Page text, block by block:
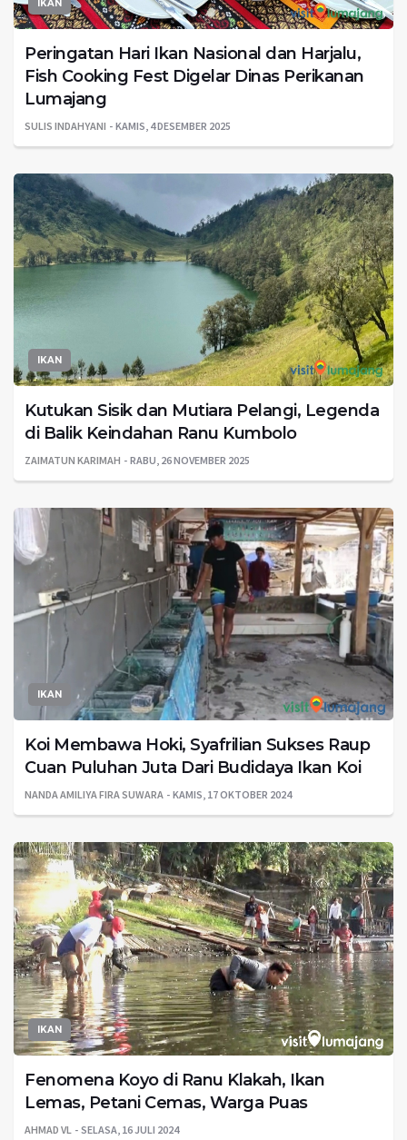
IKAN
Peringatan Hari Ikan Nasional dan Harjalu,
Fish Cooking Fest Digelar Dinas Perikanan
Lumajang
SULIS INDAHYANI KAMIS, 4 DESEMBER 2025
IKAN
Kutukan Sisik dan Mutiara Pelangi, Legenda
di Balik Keindahan Ranu Kumbolo
ZAIMATUN KARIMAH RABU, 26 NOVEMBER 2025
IKAN
Koi Membawa Hoki, Syafrilian Sukses Raup
Cuan Puluhan Juta Dari Budidaya Ikan Koi
NANDA AMILIYA FIRA SUWARA KAMIS, 17 OKTOBER 2024
IKAN
Fenomena Koyo di Ranu Klakah, Ikan
Lemas, Petani Cemas, Warga Puas
AHMAD VL SELASA, 16 JULI 2024